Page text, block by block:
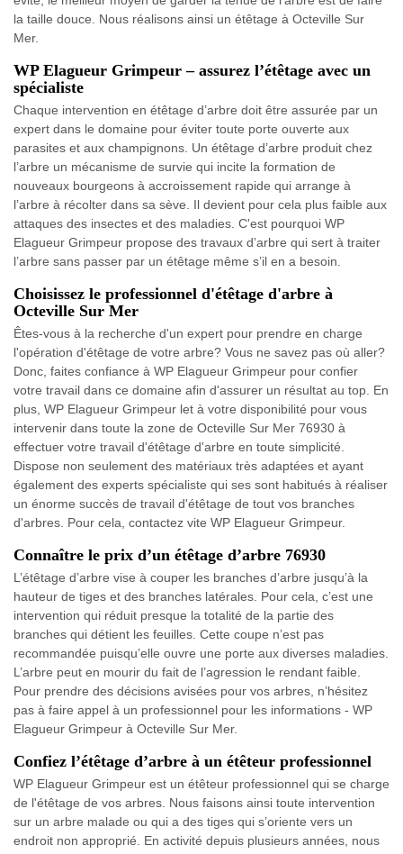
la taille douce. Nous réalisons ainsi un étêtage à Octeville Sur
Mer.
WP Elagueur Grimpeur – assurez l’étêtage avec un
spécialiste
Chaque intervention en étêtage d’arbre doit être assurée par un
expert dans le domaine pour éviter toute porte ouverte aux
parasites et aux champignons. Un étêtage d’arbre produit chez
l’arbre un mécanisme de survie qui incite la formation de
nouveaux bourgeons à accroissement rapide qui arrange à
l’arbre à récolter dans sa sève. Il devient pour cela plus faible aux
attaques des insectes et des maladies. C'est pourquoi WP
Elagueur Grimpeur propose des travaux d’arbre qui sert à traiter
l’arbre sans passer par un étêtage même s’il en a besoin.
Choisissez le professionnel d'étêtage d'arbre à
Octeville Sur Mer
Êtes-vous à la recherche d'un expert pour prendre en charge
l'opération d'étêtage de votre arbre? Vous ne savez pas où aller?
Donc, faites confiance à WP Elagueur Grimpeur pour confier
votre travail dans ce domaine afin d'assurer un résultat au top. En
plus, WP Elagueur Grimpeur let à votre disponibilité pour vous
intervenir dans toute la zone de Octeville Sur Mer 76930 à
effectuer votre travail d'étêtage d'arbre en toute simplicité.
Dispose non seulement des matériaux très adaptées et ayant
également des experts spécialiste qui ses sont habitués à réaliser
un énorme succès de travail d'étêtage de tout vos branches
d'arbres. Pour cela, contactez vite WP Elagueur Grimpeur.
Connaître le prix d’un étêtage d’arbre 76930
L’étêtage d’arbre vise à couper les branches d’arbre jusqu’à la
hauteur de tiges et des branches latérales. Pour cela, c’est une
intervention qui réduit presque la totalité de la partie des
branches qui détient les feuilles. Cette coupe n’est pas
recommandée puisqu’elle ouvre une porte aux diverses maladies.
L’arbre peut en mourir du fait de l’agression le rendant faible.
Pour prendre des décisions avisées pour vos arbres, n’hésitez
pas à faire appel à un professionnel pour les informations - WP
Elagueur Grimpeur à Octeville Sur Mer.
Confiez l’étêtage d’arbre à un étêteur professionnel
WP Elagueur Grimpeur est un étêteur professionnel qui se charge
de l'étêtage de vos arbres. Nous faisons ainsi toute intervention
sur un arbre malade ou qui a des tiges qui s’oriente vers un
endroit non approprié. En activité depuis plusieurs années, nous